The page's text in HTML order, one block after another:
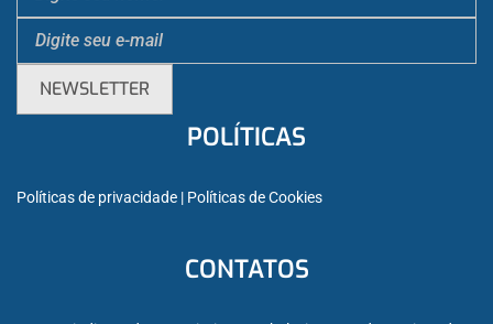
POLÍTICAS
Políticas de privacidade | Políticas de Cookies
CONTATOS